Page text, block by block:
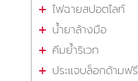
ไฟฉายสปอตไลท์
น้ำยาล้างมือ
คีมย้ำริเวท
ประแจบล็อกด้ามฟรี